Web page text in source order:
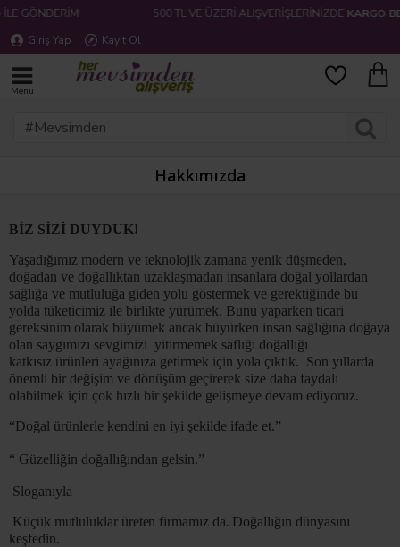
GÖNDERİM 500 TL VE ÜZERİ ALIŞVERİŞLERİNİZDEKARGO
Giriş Yap
Kayıt Ol
Hakkımızda
BİZ SİZİ DUYDUK!
Yaşadığımız modern ve teknolojik zamana yenik düşmeden,
doğadan ve doğallıktan uzaklaşmadan insanlara doğal yollardan
sağlığa ve mutluluğa giden yolu göstermek ve gerektiğinde bu
yolda tüketicimiz ile birlikte yürümek. Bunu yaparken ticari
gereksinim olarak büyümek ancak büyürken insan sağlığına doğaya
olan saygımızı sevgimizi yitirmemek saflığı doğallığı
katkısız ürünleri ayağınıza getirmek için yola çıktık. Son yıllarda
önemli bir değişim ve dönüşüm geçirerek size daha faydalı
olabilmek için çok hızlı bir şekilde gelişmeye devam ediyoruz.
“Doğal ürünlerle kendini en iyi şekilde ifade et.”
“ Güzelliğin doğallığından gelsin.”
Sloganıyla
Küçük mutluluklar üreten firmamız da. Doğallığın dünyasını
keşfedin.